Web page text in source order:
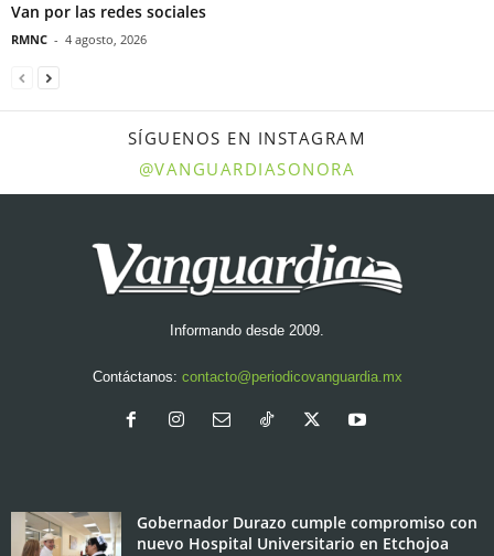
Van por las redes sociales
RMNC - 4 agosto, 2026
SÍGUENOS EN INSTAGRAM
@VANGUARDIASONORA
Informando desde 2009.
Contáctanos: contacto@periodicovanguardia.mx
Gobernador Durazo cumple compromiso con
nuevo Hospital Universitario en Etchojoa